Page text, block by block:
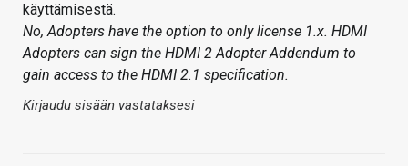
käyttämisestä.
No, Adopters have the option to only license 1.x. HDMI
Adopters can sign the HDMI 2 Adopter Addendum to
gain access to the HDMI 2.1 specification.
Kirjaudu sisään vastataksesi